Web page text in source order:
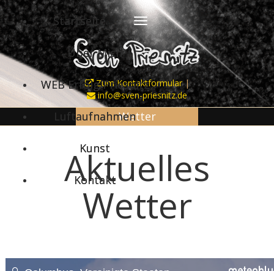
Startseite
Über Mich
WEB Erfolg Priesnitz
Luftaufnahmen
Kunst
Kontakt
Zum Kontaktformular|
info@sven-priesnitz.de
Wetter
Aktuelles
Wetter